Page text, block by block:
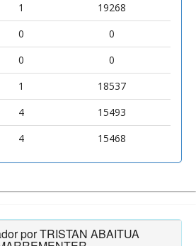
1
19268
0
0
0
0
1
18537
4
15493
4 15468
por TRISTAN ABAITUA